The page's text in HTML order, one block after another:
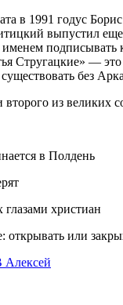
в 1991 годуc
выпустил еще
подписывать
Стругацкие» —
без
второго из великих
в Полдень
христиан
открывать или